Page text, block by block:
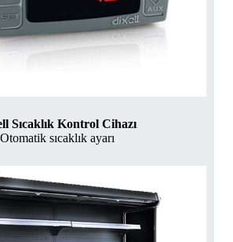
Sıcaklık Kontrol Cihazı
Otomatik sıcaklık ayarı